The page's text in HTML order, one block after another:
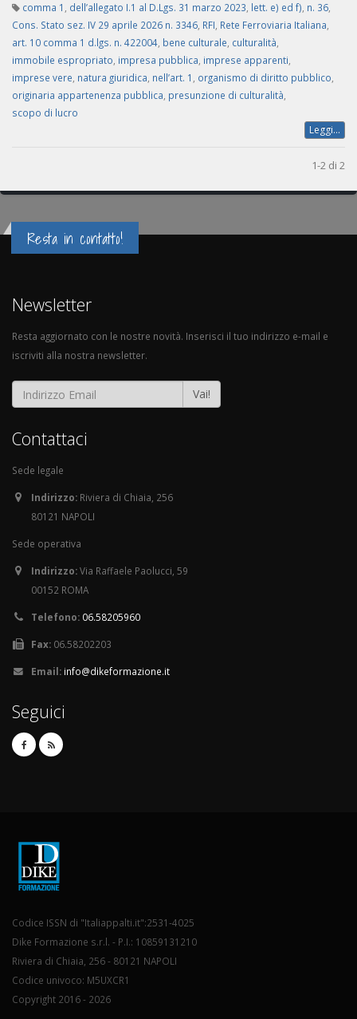
comma 1
dell’allegato I.1 al D.Lgs. 31 marzo 2023 lett. e) ed f) n. 36
Cons. Stato sez. IV 29 aprile 2026 n. 3346 RFI Rete Ferroviaria Italiana
art. 10 comma 1 d.lgs. n. 422004 bene culturale culturalità
immobile espropriato impresa pubblica imprese apparenti
imprese vere natura giuridica nell’art. 1 organismo di diritto pubblico
originaria appartenenza pubblica presunzione di culturalità
scopo di lucro
Leggi...
1-2 di 2
Resta in contatto!
Newsletter
Resta aggiornato con le nostre novità. Inserisci il tuo indirizzo e-mail e
iscriviti alla nostra newsletter.
Vai!
Contattaci
Sede legale
Indirizzo: Riviera di Chiaia, 256
80121 NAPOLI
Sede operativa
Indirizzo:Via Raffaele Paolucci, 59
00152 ROMA
Telefono: 06.58205960
Fax: 06.58202203
Email: info@dikeformazione.it
Seguici
Codice ISSN di "Italiappalti.it":2531-4025
Dike Formazione s.r.l. - P.I.: 10859131210
Riviera di Chiaia, 256 - 80121 NAPOLI
Codice univoco: M5UXCR1
Copyright 2016 - 2026